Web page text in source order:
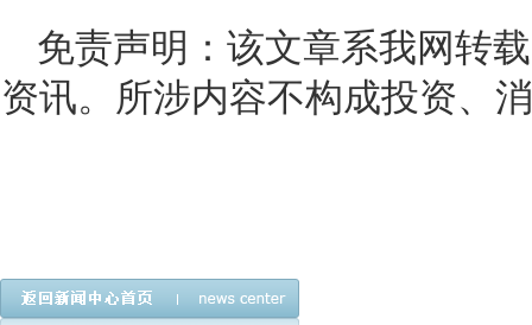
免责声明：该文章系我网转
资讯。所涉内容不构成投资、